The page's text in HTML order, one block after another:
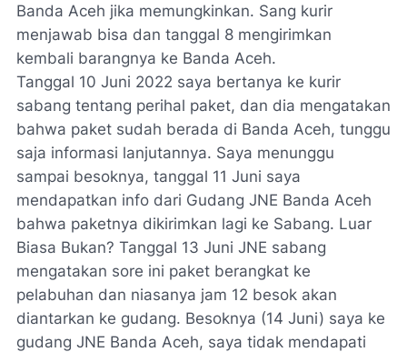
Banda Aceh jika memungkinkan. Sang kurir
menjawab bisa dan tanggal 8 mengirimkan
kembali barangnya ke Banda Aceh.
Tanggal 10 Juni 2022 saya bertanya ke kurir
sabang tentang perihal paket, dan dia mengatakan
bahwa paket sudah berada di Banda Aceh, tunggu
saja informasi lanjutannya. Saya menunggu
sampai besoknya, tanggal 11 Juni saya
mendapatkan info dari Gudang JNE Banda Aceh
bahwa paketnya dikirimkan lagi ke Sabang. Luar
Biasa Bukan? Tanggal 13 Juni JNE sabang
mengatakan sore ini paket berangkat ke
pelabuhan dan niasanya jam 12 besok akan
diantarkan ke gudang. Besoknya (14 Juni) saya ke
gudang JNE Banda Aceh, saya tidak mendapati